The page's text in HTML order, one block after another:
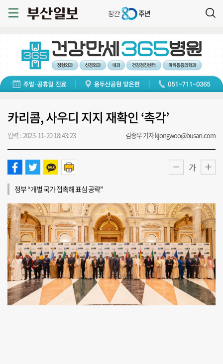
카리콤, 사우디 지지 재확인 ‘촉각’
입력 : 2023-11-20 18:43:23 김종우 기자 kjongwoo@busan.com
가
정부 “개별 국가 접촉해 표심 공략”